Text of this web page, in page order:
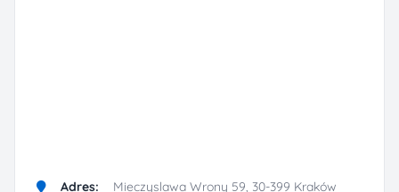
Adres: Mieczyslawa Wrony 59, 30-399 Kraków